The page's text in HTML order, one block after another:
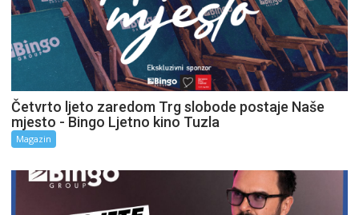
Četvrto ljeto zaredom Trg slobode postaje Naše
mjesto - Bingo Ljetno kino Tuzla
Magazin